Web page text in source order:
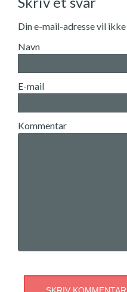
Din e-mail-adresse vil
Navn
E-mail
Kommentar